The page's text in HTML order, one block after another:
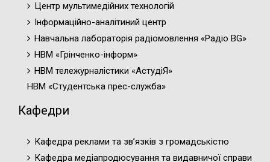
Центр мультимедійних технологій
Інформаційно-аналітиний центр
Навчальна лабораторія радіомовлення «Радіо BG»
НВМ «Грінченко-інформ»
НВМ тележурналістики «АстудіЯ»
НВМ «Студентська прес-служба»
Кафедри
Кафедра реклами та зв’язків з громадськістю
Кафедра медіапродюсування та видавничої справи